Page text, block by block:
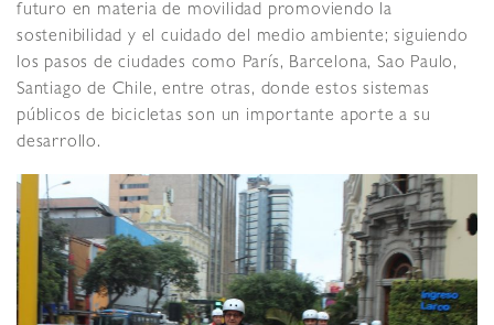
futuro en materia de movilidad promoviendo la
sostenibilidad y el cuidado del medio ambiente; siguiendo
los pasos de ciudades como París, Barcelona, Sao Paulo,
Santiago de Chile, entre otras, donde estos sistemas
públicos de bicicletas son un importante aporte a su
desarrollo.